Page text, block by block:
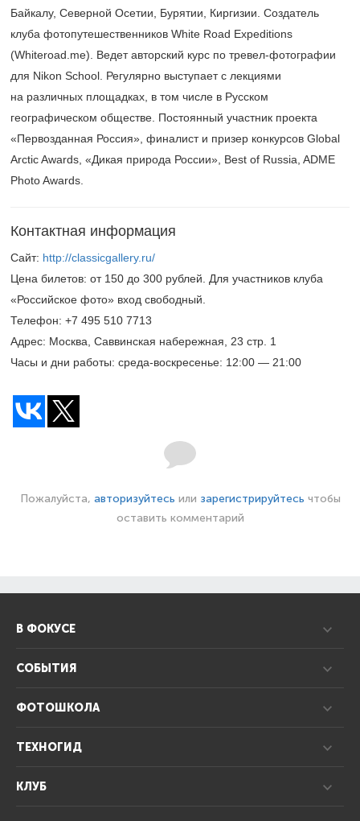
Байкалу, Северной Осетии, Бурятии, Киргизии. Создатель
клуба фотопутешественников White Road Expeditions
(Whiteroad.me). Ведет авторский курс по тревел-фотографии
для Nikon School. Регулярно выступает с лекциями
на различных площадках, в том числе в Русском
географическом обществе. Постоянный участник проекта
«Первозданная Россия», финалист и призер конкурсов Global
Arctic Awards, «Дикая природа России», Best of Russia, ADME
Photo Awards.
Контактная информация
Сайт: http://classicgallery.ru/
Цена билетов: от 150 до 300 рублей. Для участников клуба
«Российское фото» вход свободный.
Телефон: +7 495 510 7713
Адрес: Москва, Саввинская набережная, 23 стр. 1
Часы и дни работы: среда-воскресенье: 12:00 — 21:00
Пожалуйста, авторизуйтесь или зарегистрируйтесь чтобы
оставить комментарий
В ФОКУСЕ
СОБЫТИЯ
ФОТОШКОЛА
ТЕХНОГИД
КЛУБ